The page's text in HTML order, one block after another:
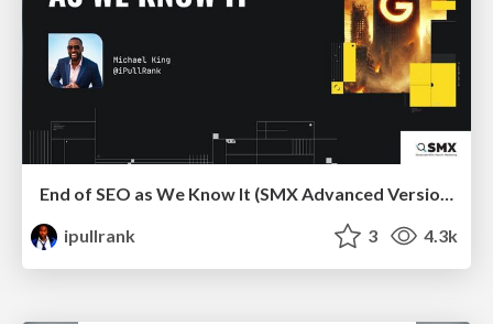
End of SEO as We Know It (SMX Advanced Version)
ipullrank
3 4.3k